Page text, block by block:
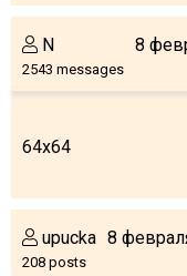
N
2543 messages
8
64x64
upucka
208 posts
8